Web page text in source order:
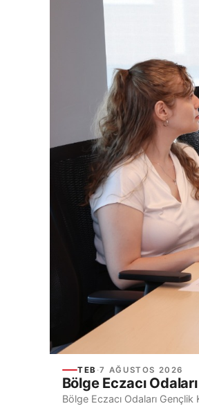
TEB ·7 AĞUSTOS 2026
Bölge Eczacı
Bölge Eczacı Odaları